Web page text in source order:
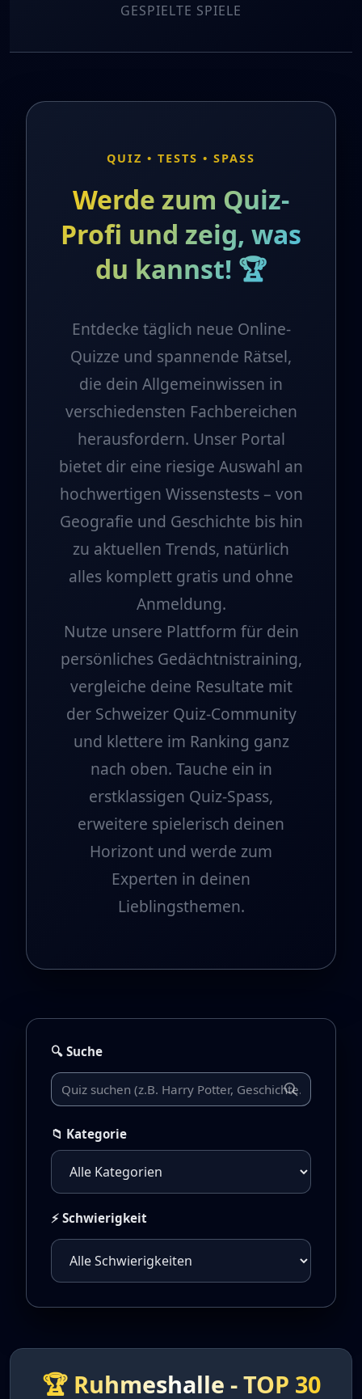
GESPIELTE SPIELE
QUIZ • TESTS • SPASS
Werde zum Quiz-
Profi und zeig, was
du kannst! 🏆
Entdecke täglich neue Online-
Quizze und spannende Rätsel,
die dein Allgemeinwissen in
verschiedensten Fachbereichen
herausfordern. Unser Portal
bietet dir eine riesige Auswahl an
hochwertigen Wissenstests – von
Geografie und Geschichte bis hin
zu aktuellen Trends, natürlich
alles komplett gratis und ohne
Anmeldung.
Nutze unsere Plattform für dein
persönliches Gedächtnistraining,
vergleiche deine Resultate mit
der Schweizer Quiz-Community
und klettere im Ranking ganz
nach oben. Tauche ein in
erstklassigen Quiz-Spass,
erweitere spielerisch deinen
Horizont und werde zum
Experten in deinen
Lieblingsthemen.
🔍 Suche
📁 Kategorie
⚡ Schwierigkeit
🏆 Ruhmeshalle - TOP 30